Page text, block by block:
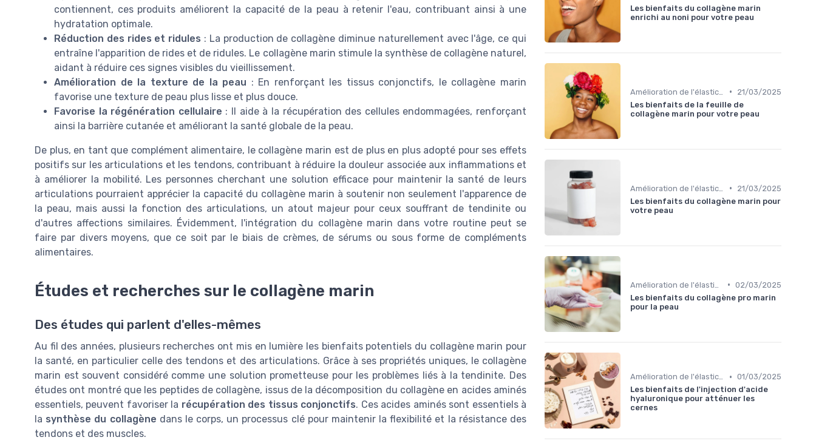
contiennent, ces produits améliorent la capacité de la peau à retenir l'eau, contribuant ainsi à une
hydratation optimale.
Réduction des rides et ridules : La production de collagène diminue naturellement avec l'âge, ce qui
entraîne l'apparition de rides et de ridules. Le collagène marin stimule la synthèse de collagène naturel,
aidant à réduire ces signes visibles du vieillissement.
Amélioration de la texture de la peau : En renforçant les tissus conjonctifs, le collagène marin
favorise une texture de peau plus lisse et plus douce.
Favorise la régénération cellulaire : Il aide à la récupération des cellules endommagées, renforçant
ainsi la barrière cutanée et améliorant la santé globale de la peau.
De plus, en tant que complément alimentaire, le collagène marin est de plus en plus adopté pour ses effets
positifs sur les articulations et les tendons, contribuant à réduire la douleur associée aux inflammations et
à améliorer la mobilité. Les personnes cherchant une solution efficace pour maintenir la santé de leurs
articulations pourraient apprécier la capacité du collagène marin à soutenir non seulement l'apparence de
la peau, mais aussi la fonction des articulations, un atout majeur pour ceux souffrant de tendinite ou
d'autres affections similaires. Évidemment, l'intégration du collagène marin dans votre routine peut se
faire par divers moyens, que ce soit par le biais de crèmes, de sérums ou sous forme de compléments
alimentaires.
Études et recherches sur le collagène marin
Des études qui parlent d'elles-mêmes
Au fil des années, plusieurs recherches ont mis en lumière les bienfaits potentiels du collagène marin pour
la santé, en particulier celle des tendons et des articulations. Grâce à ses propriétés uniques, le collagène
marin est souvent considéré comme une solution prometteuse pour les problèmes liés à la tendinite. Des
études ont montré que les peptides de collagène, issus de la décomposition du collagène en acides aminés
essentiels, peuvent favoriser la récupération des tissus conjonctifs. Ces acides aminés sont essentiels à
la synthèse du collagène dans le corps, un processus clé pour maintenir la flexibilité et la résistance des
tendons et des muscles.
Les bienfaits du collagène marin
enrichi au noni pour votre peau
•
21/03/2025
Les bienfaits de la feuille de
collagène marin pour votre peau
•
21/03/2025
Les bienfaits du collagène marin pour
votre peau
• 02/03/2025
Les bienfaits du collagène pro marin
pour la peau
Amélioration de l'élasticité de la peau • 01/03/2025
Les bienfaits de l'injection d'acide
hyaluronique pour atténuer les
cernes